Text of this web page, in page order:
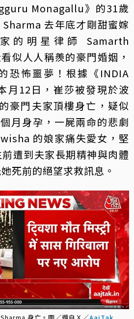
Monagallu》的31歲
去年底才剛甜蜜嫁
的明星律師 Samarth
似人人稱羨的豪門婚姻，
恐怖噩夢！根據《INDIA
月12日，崔莎被發現於波
豪門夫家頂樓身亡，疑似
月身孕，一屍兩命的悲劇
的娘家痛失愛女，堅
遭到夫家長期精神與肉體
死前的絕望求救訊息。
身亡。圖／擷自Ｘ／AajTak